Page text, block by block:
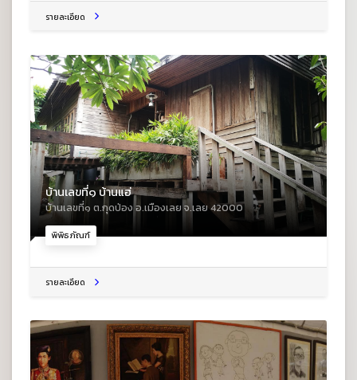
รายละเอียด
พิพิธภัณฑ์
บ้านเลขที่๑ บ้านแฮ่
บ้านเลขที่๑ ต.กุดป่อง อ.เมืองเลย จ.เลย 42000
รายละเอียด